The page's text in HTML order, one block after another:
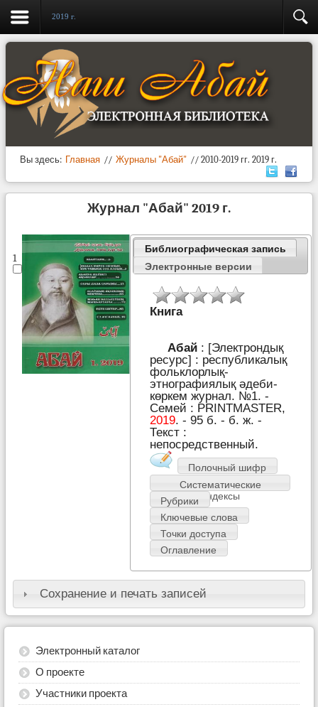
2019 г.
Вы здесь: Главная // Журналы "Абай" // 2010-2019 гг. 2019 г.
Журнал "Абай" 2019 г.
1
Библиографическая запись
Электронные версии
Книга
Абай : [Электрондық
ресурс] : республикалық
фольклорлық-
этнографиялық әдеби-
көркем журнал. №1. -
Семей : PRІNTMASTER,
2019. - 95 б. - б. ж. -
Текст :
непосредственный.
Полочный шифр
Систематические
индексы
Рубрики
Ключевые слова
Точки доступа
Оглавление
Сохранение и печать записей
Электронный каталог
О проекте
Участники проекта